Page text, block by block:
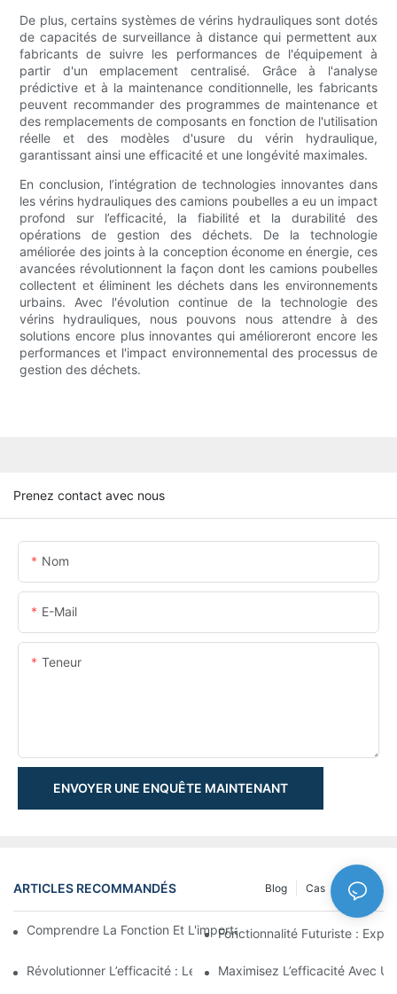
De plus, certains systèmes de vérins hydrauliques sont dotés
de capacités de surveillance à distance qui permettent aux
fabricants de suivre les performances de l'équipement à
partir d'un emplacement centralisé. Grâce à l'analyse
prédictive et à la maintenance conditionnelle, les fabricants
peuvent recommander des programmes de maintenance et
des remplacements de composants en fonction de l'utilisation
réelle et des modèles d'usure du vérin hydraulique,
garantissant ainsi une efficacité et une longévité maximales.
En conclusion, l’intégration de technologies innovantes dans
les vérins hydrauliques des camions poubelles a eu un impact
profond sur l’efficacité, la fiabilité et la durabilité des
opérations de gestion des déchets. De la technologie
améliorée des joints à la conception économe en énergie, ces
avancées révolutionnent la façon dont les camions poubelles
collectent et éliminent les déchets dans les environnements
urbains. Avec l'évolution continue de la technologie des
vérins hydrauliques, nous pouvons nous attendre à des
solutions encore plus innovantes qui amélioreront encore les
performances et l'impact environnemental des processus de
gestion des déchets.
Prenez contact avec nous
Nom
E-Mail
Teneur
ENVOYER UNE ENQUÊTE MAINTENANT
ARTICLES RECOMMANDÉS NEWS
Cas
Blog
Comprendre La Fonction Et L'importance Des Vérins
Fonctionnalité Futuriste :
Révolutionner L’efficacité : Le Vérin Télescopique Électrique
Maximisez L’efficacité Avec